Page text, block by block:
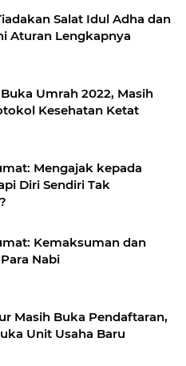
Salat Idul Adha dan
Aturan Lengkapnya
Umrah 2022, Masih
Kesehatan Ketat
Mengajak kepada
Diri Sendiri Tak
Kemaksuman dan
Nabi
Masih Buka Pendaftaran,
Unit Usaha Baru